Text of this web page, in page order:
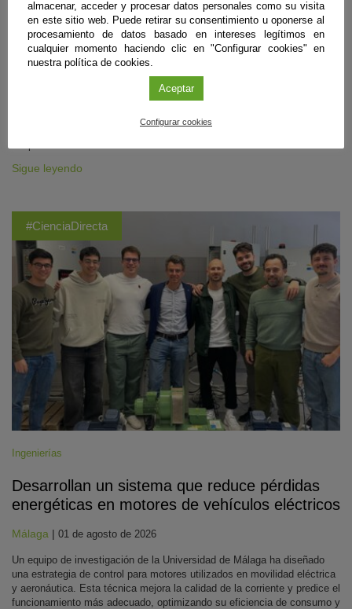
Almería,Granada| 05 de agosto de 2026
Investigadores de las universidades de Almería y Granada han
identificado en varios puntos cercanos a la capital almeriense
afloramientos de origen marino correspondientes a la época geológica
previa en la que el Mediterráneo se secó casi por completo. En estos
arrecifes formados a casi 40 metros bajo el nivel del mar, la
transparencia del agua en ese entorno facilitó el crecimiento de corales
Sigue leyendo
#CienciaDirecta
Ingenierías
Desarrollan un sistema que reduce pérdidas
energéticas en motores de vehículos eléctricos
Málaga | 01 de agosto de 2026
Un equipo de investigación de la Universidad de Málaga ha diseñado
una estrategia de control para motores utilizados en movilidad eléctrica
y aeronáutica. Esta técnica mejora la calidad de la corriente y predice el
funcionamiento más adecuado, optimizando su eficiencia de consumo y
almacenar, acceder y procesar datos personales como su visita
en este sitio web. Puede retirar su consentimiento u oponerse al
procesamiento de datos basado en intereses legítimos en
cualquier momento haciendo clic en "Configurar cookies" en
nuestra política de cookies.
Aceptar
Configurar cookies